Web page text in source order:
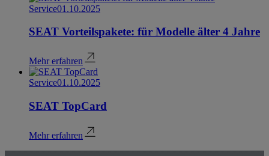
Service01.10.2025
SEAT Vorteilspakete: für Modelle älter 4 Jahre
Mehr erfahren
Service01.10.2025
SEAT TopCard
Mehr erfahren